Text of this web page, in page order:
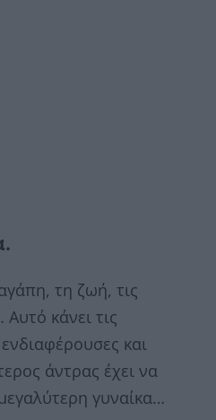
τη ζωή, τις
κάνει τις
και
άντρας έχει να
γυναίκα…